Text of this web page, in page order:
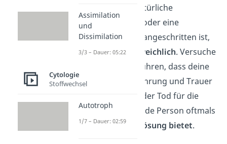
Denn wenn der natürliche
Alterungsprozess oder eine
Krankheit weit vorangeschritten ist,
ist derTod unausweichlich. Versuche
dir vor Augen zu führen, dass deine
schmerzhafte Erfahrung und Trauer
gerechtfertigt ist, der Tod für die
kranke oder leidende Person oftmals
aber aucheine Erlösung bietet.
Assimilation
und
Dissimilation
3/3 – Dauer: 05:22
Cytologie
Stoffwechsel
Autotroph
1/7 – Dauer: 02:59